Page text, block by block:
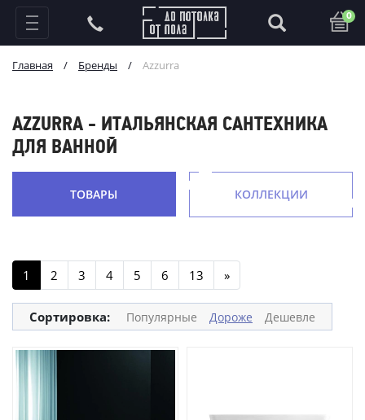
0
Главная / Бренды / Azzurra
AZZURRA - ИТАЛЬЯНСКАЯ САНТЕХНИКА
ДЛЯ ВАННОЙ
ТОВАРЫ КОЛЛЕКЦИИ
1 2 3 4 5 6 13 »
Сортировка: Популярные Дороже Дешевле